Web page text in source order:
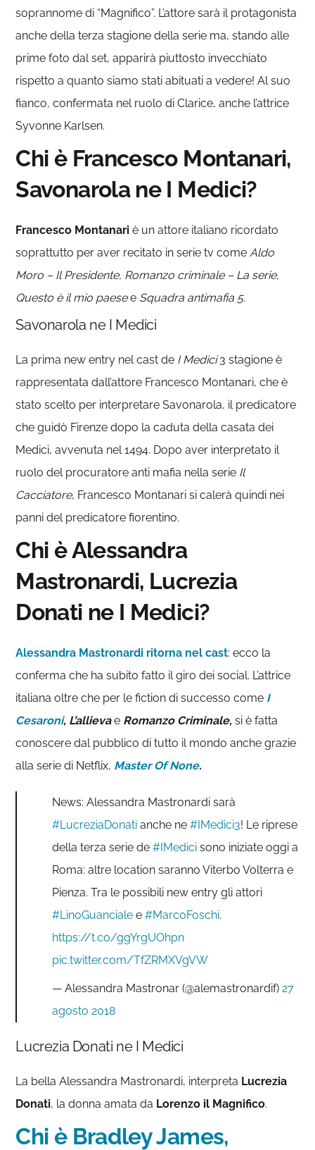
soprannome di “Magnifico”. L’attore sarà il protagonista
anche della terza stagione della serie ma, stando alle
prime foto dal set, apparirà piuttosto invecchiato
rispetto a quanto siamo stati abituati a vedere! Al suo
fianco, confermata nel ruolo di Clarice, anche l’attrice
Syvonne Karlsen.
Chi è Francesco Montanari,
Savonarola ne I Medici?
Francesco Montanariè un attore italiano ricordato
soprattutto per aver recitato in serie tv come Aldo
Moro – Il Presidente, Romanzo criminale – La serie,
Questo è il mio paesee Squadra antimafia 5.
Savonarola ne I Medici
La prima new entry nel cast de I Medici3 stagione è
rappresentata dall’attore Francesco Montanari, che è
stato scelto per interpretare Savonarola, il predicatore
che guidò Firenze dopo la caduta della casata dei
Medici, avvenuta nel 1494. Dopo aver interpretato il
ruolo del procuratore anti mafia nella serie Il
Cacciatore, Francesco Montanari si calerà quindi nei
panni del predicatore fiorentino.
Chi è Alessandra
Mastronardi, Lucrezia
Donati ne I Medici?
Alessandra Mastronardi ritorna nel cast: ecco la
conferma che ha subito fatto il giro dei social. L’attrice
italiana oltre che per le fiction di successo come I
Cesaroni, L’allieva e Romanzo Criminale,si è fatta
conoscere dal pubblico di tutto il mondo anche grazie
alla serie di Netflix, Master Of None.
News: Alessandra Mastronardi sarà
#LucreziaDonati anche ne#IMedici3! Le riprese
della terza serie de#IMedici sono iniziate oggi a
Roma: altre location saranno Viterbo Volterra e
Pienza. Tra le possibili new entry gli attori
#LinoGuanciale e#MarcoFoschi.
https://t.co/ggYrgUOhpn
pic.twitter.com/TfZRMXVgVW
— Alessandra Mastronar (@alemastronardif) 27
agosto 2018
Lucrezia Donati ne I Medici
La bella Alessandra Mastronardi, interpreta Lucrezia
Donati, la donna amata da Lorenzo il Magnifico.
Chi è Bradley James,